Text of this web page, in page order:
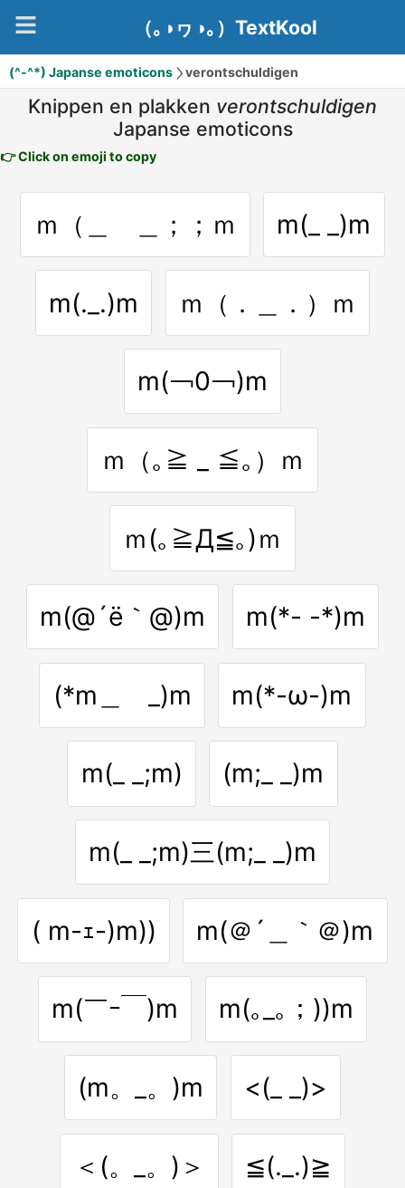
（｡◑ヮ◑｡）TextKool
(^-^*) Japanse emoticons verontschuldigen
Knippen en plakken verontschuldigen
Japanse emoticons
👉 Click on emoji to copy
ｍ（＿ ＿；；ｍ m(_ _)m
m(._.)m ｍ（．＿．）ｍ
m(￢0￢)m
ｍ（｡≧ _ ≦｡）ｍ
ｍ(｡≧Д≦｡)ｍ
m(@´ё｀@)m m(*- -*)m
(*m＿ _)m m(*-ω-)m
m(_ _;m) (m;_ _)m
m(_ _;m)三(m;_ _)m
( m-ｪ-)m)) m(＠´＿｀＠)m
m(￣ｰ￣)m m(｡_｡；))m
(m。_。)m <(_ _)>
＜(。_。)＞ ≦(._.)≧